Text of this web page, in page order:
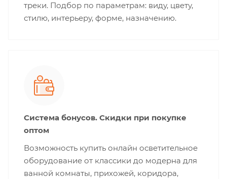
треки. Подбор по параметрам: виду, цвету,
стилю, интерьеру, форме, назначению.
Система бонусов. Скидки при покупке
оптом
Возможность купить онлайн осветительное
оборудование от классики до модерна для
ванной комнаты, прихожей, коридора,